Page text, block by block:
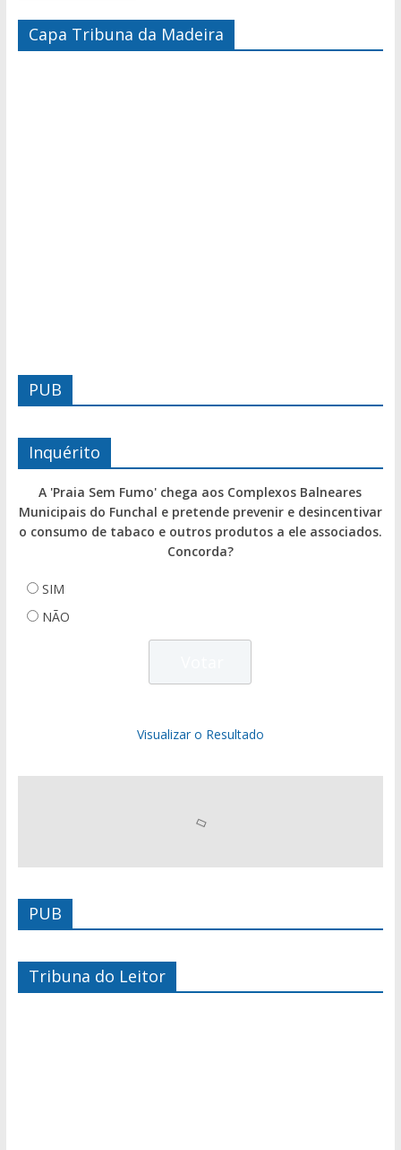
Capa Tribuna da Madeira
PUB
Inquérito
A 'Praia Sem Fumo' chega aos Complexos Balneares
Municipais do Funchal e pretende prevenir e desincentivar
o consumo de tabaco e outros produtos a ele associados.
Concorda?
SIM
NÃO
Visualizar o Resultado
PUB
Tribuna do Leitor